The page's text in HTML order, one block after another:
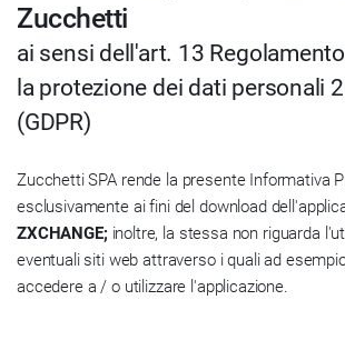
Zucchetti
ai sensi dell'art. 13
la protezione dei dati personali
(GDPR)
Zucchetti SPA rende la presente Informativa
esclusivamente ai fini del download
ZXCHANGE; inoltre, la stessa non riguarda
eventuali siti web attraverso i quali ad
accedere a / o utilizzare l'applicazione.